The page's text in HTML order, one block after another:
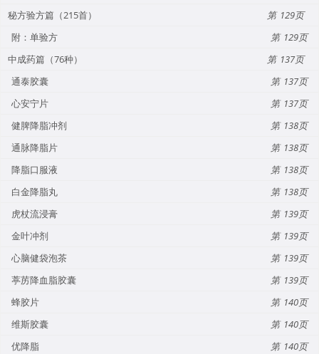
秘方验方篇（215首）
129
附：单验方
129
中成药篇（76种）
137
通泰胶囊
137
心安宁片
137
健脾降脂冲剂
138
通脉降脂片
138
降脂口服液
138
白金降脂丸
138
虎杖流浸膏
139
金叶冲剂
139
心脑健袋泡茶
139
葶苈降血脂胶囊
139
蜂胶片
140
维斯胶囊
140
优降脂
140